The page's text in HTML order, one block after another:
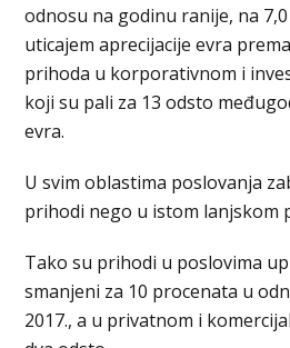
odnosu na godinu ranije, na
uticajem aprecijacije evra
prihoda u korporativnom i
koji su pali za 13 odsto
evra.
U svim oblastima poslovanja
prihodi nego u istom lanjskom
Tako su prihodi u poslovima
smanjeni za 10 procenata u
2017., a u privatnom i